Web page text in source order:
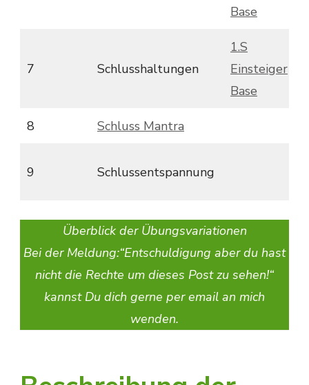
Base
7 Schlusshaltungen
1.S
Einsteiger
Base
8 Schluss Mantra
9 Schlussentspannung
Überblick der Übungsvariationen
Bei der Meldung:“Entschuldigung aber du hast
nicht die Rechte um dieses Post zu sehen!“
kannst Du dich gerne per email an mich
wenden.